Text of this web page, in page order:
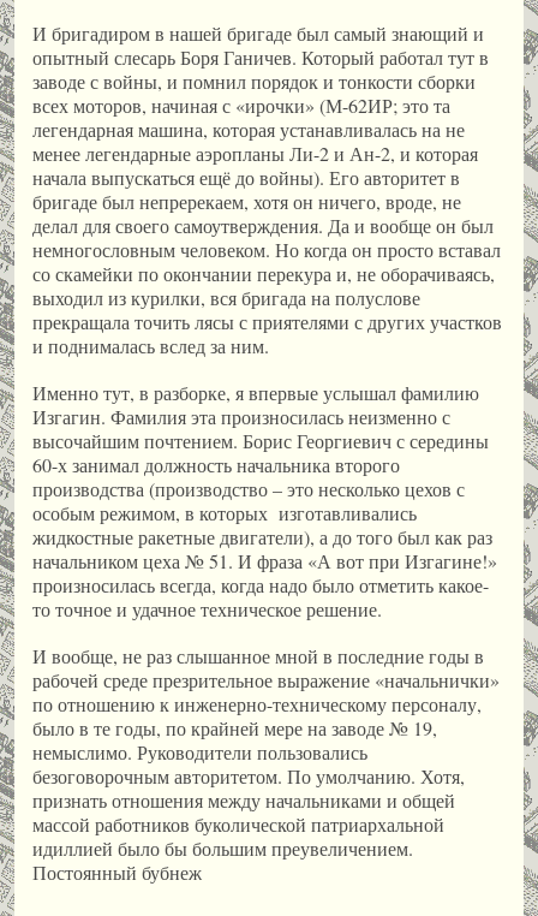
И бригадиром в нашей бригаде был самый знающий и
опытный слесарь Боря Ганичев. Который работал тут в
заводе с войны, и помнил порядок и тонкости сборки
всех моторов, начиная с «ирочки» (М-62ИР; это та
легендарная машина, которая устанавливалась на не
менее легендарные аэропланы Ли-2 и Ан-2, и которая
начала выпускаться ещё до войны). Его авторитет в
бригаде был непререкаем, хотя он ничего, вроде, не
делал для своего самоутверждения. Да и вообще он был
немногословным человеком. Но когда он просто вставал
со скамейки по окончании перекура и, не оборачиваясь,
выходил из курилки, вся бригада на полуслове
прекращала точить лясы с приятелями с других участков
и поднималась вслед за ним.
Именно тут, в разборке, я впервые услышал фамилию
Изгагин. Фамилия эта произносилась неизменно с
высочайшим почтением. Борис Георгиевич с середины
60-х занимал должность начальника второго
производства (производство – это несколько цехов с
особым режимом, в которых изготавливались
жидкостные ракетные двигатели), а до того был как раз
начальником цеха № 51. И фраза «А вот при Изгагине!»
произносилась всегда, когда надо было отметить какое-
то точное и удачное техническое решение.
И вообще, не раз слышанное мной в последние годы в
рабочей среде презрительное выражение «начальнички»
по отношению к инженерно-техническому персоналу,
было в те годы, по крайней мере на заводе № 19,
немыслимо. Руководители пользовались
безоговорочным авторитетом. По умолчанию. Хотя,
признать отношения между начальниками и общей
массой работников буколической патриархальной
идиллией было бы большим преувеличением.
Постоянный бубнеж